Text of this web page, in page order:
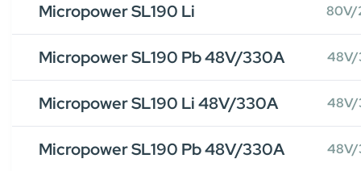
Micropower SL190 Li 80V/
Micropower SL190 Pb 48V/330A
Micropower SL190 Li 48V/330A
Micropower SL190 Pb 48V/330A